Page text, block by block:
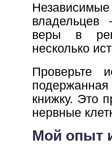
владельцев
веры в
несколько
Проверьте
книжку. Это
нервные
Мой опыт